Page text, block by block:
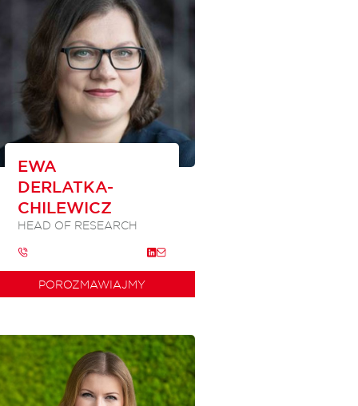
EWA
DERLATKA-
CHILEWICZ
HEAD OF RESEARCH
POROZMAWIAJMY